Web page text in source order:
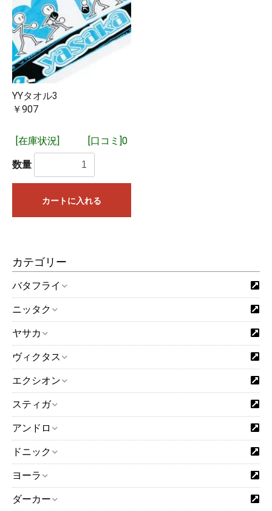
カテゴリー
バタフライ
ニッタク
ヤサカ
ヴィクタス
エクシオン
スティガ
アンドロ
ドニック
ヨーラ
ダーカー
YYタオル3
￥907
[在庫状況] [口コミ]0
数量
カートに入れる
お買い物を続ける カートへ進む
「取り寄せ商品（予約注文）」となっているものは3～4営業
入荷するものもございます。
「在庫有り」となっているものは基本的に即日発送となりま
す。複数個ご購入の場合は在庫がない分が取り寄せとなり、
すべての商品が揃った時点でのご発送となります。実店舗や
他のネット店舗でも在庫を共有しており、在庫有りとなって
いる場合でも在庫切れしていることもございますことをご了
承ください。
※15時までに当社にメーカーから入荷した商品や当社に在庫が
あれば、基本的に即日ご発送を予定しております。